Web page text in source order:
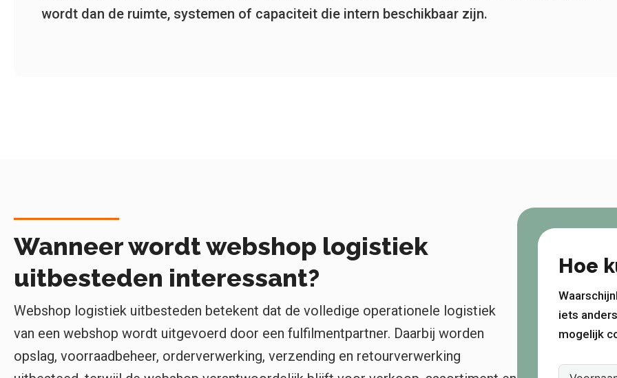
wordt dan de ruimte, systemen of capaciteit die intern beschikbaar zijn.
Wanneer wordt webshop logistiek
uitbesteden interessant?
Webshop logistiek uitbesteden betekent dat de volledige operationele logistiek
van een webshop wordt uitgevoerd door een fulfilmentpartner. Daarbij worden
opslag, voorraadbeheer, orderverwerking, verzending en retourverwerking
Hoe
iets
mogelijk